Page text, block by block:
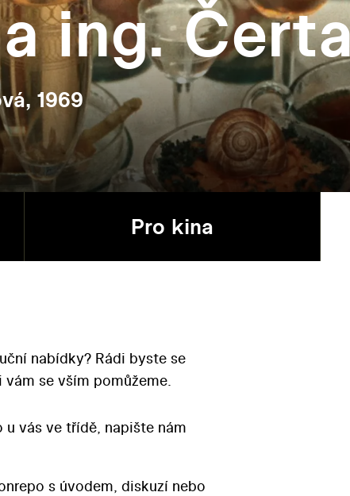
ing.
1969
Pro kina
nabídky? Rádi byste se
se vším pomůžeme.
vás ve třídě, napište nám
s úvodem, diskuzí nebo